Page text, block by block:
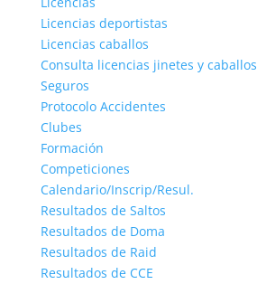
Licencias deportistas
Licencias caballos
Consulta licencias jinetes y caballos
Seguros
Protocolo Accidentes
Clubes
Formación
Competiciones
Calendario/Inscrip/Resul.
Resultados de Saltos
Resultados de Doma
Resultados de Raid
Resultados de CCE